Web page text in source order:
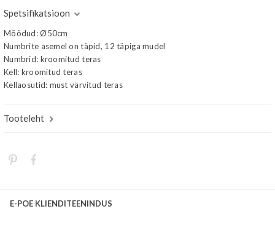
Spetsifikatsioon
Mõõdud: Ø50cm
Numbrite asemel on täpid, 12 täpiga mudel
Numbrid: kroomitud teras
Kell: kroomitud teras
Kellaosutid: must värvitud teras
Tooteleht
E-POE KLIENDITEENINDUS